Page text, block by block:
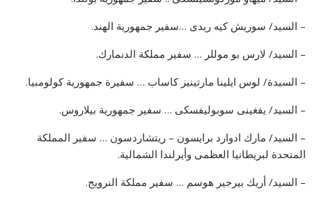
– السيد/ سوريش كيه ريدى …سفير جمهورية الهند.
– السيد/ لارس بو موللر … سفير مملكة الدنمارك.
– السيدة/ لوس ايلينا مارتينيز كاساب … سفيرة جمهورية كولومبيا.
– السيد/ يفغينى سوبوليفسكى … سفير جمهورية بيلاروس.
– السيد/ مارك ادوارد برايسون – ريتشاردسون … سفير المملكة
المتحدة لبريطانيا العظمى وأيرلندا الشمالية.
– السيد/ أريك بيرجير هوسم … سفير مملكة النرويج.